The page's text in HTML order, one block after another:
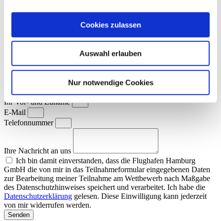
Cookies zulassen
Auswahl erlauben
Nur notwendige Cookies
Impressum|Datenschutz|Teilnahmebedingungen|Bildrichtlinien
Kontaktformular
Ihr Vor- und Zuname
E-Mail
Telefonnummer
Ihre Nachricht an uns
Ich bin damit einverstanden, dass die Flughafen Hamburg
GmbH die von mir in das Teilnahmeformular eingegebenen Daten
zur Bearbeitung meiner Teilnahme am Wettbewerb nach Maßgabe
des Datenschutzhinweises speichert und verarbeitet. Ich habe die
Datenschutzerklärung gelesen. Diese Einwilligung kann jederzeit
von mir widerrufen werden.
Senden